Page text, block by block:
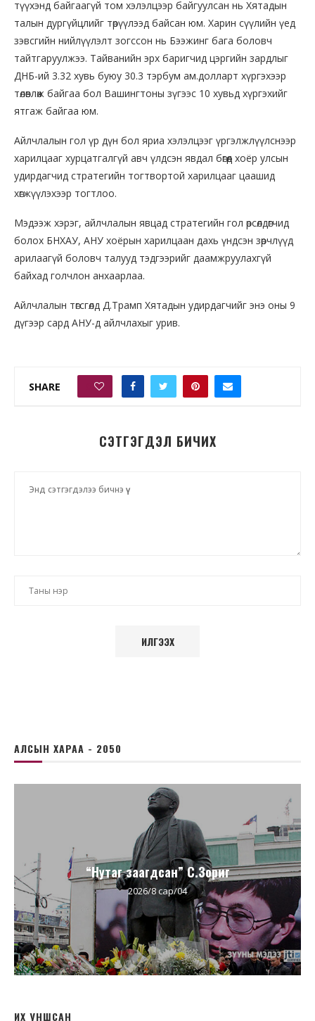
түүхэнд байгаагүй том хэлэлцээр байгуулсан нь Хятадын
талын дургүйцлийг төрүүлээд байсан юм. Харин сүүлийн үед
зэвсгийн нийлүүлэлт зогссон нь Бээжинг бага боловч
тайтгаруулжээ. Тайванийн эрх баригчид цэргийн зардлыг
ДНБ-ий 3.32 хувь буюу 30.3 тэрбум ам.долларт хүргэхээр
төлөвлөж байгаа бол Вашингтоны зүгээс 10 хувьд хүргэхийг
ятгаж байгаа юм.
Айлчлалын гол үр дүн бол яриа хэлэлцээг үргэлжлүүлснээр
харилцааг хурцатгалгүй авч үлдсэн явдал бөгөөд хоёр улсын
удирдагчид стратегийн тогтвортой харилцааг цаашид
хөгжүүлэхээр тогтлоо.
Мэдээж хэрэг, айлчлалын явцад стратегийн гол өрсөлдөгчид
болох БНХАУ, АНУ хоёрын харилцаан дахь үндсэн зөрчлүүд
арилаагүй боловч талууд тэдгээрийг даамжруулахгүй
байхад голчлон анхаарлаа.
Айлчлалын төгсгөлд Д.Трамп Хятадын удирдагчийг энэ оны 9
дүгээр сард АНУ-д айлчлахыг урив.
SHARE
СЭТГЭГДЭЛ БИЧИХ
АЛСЫН ХАРАА - 2050
“Нутаг заагдсан” С.Зориг
2026/8 сар/04
ИХ УНШСАН